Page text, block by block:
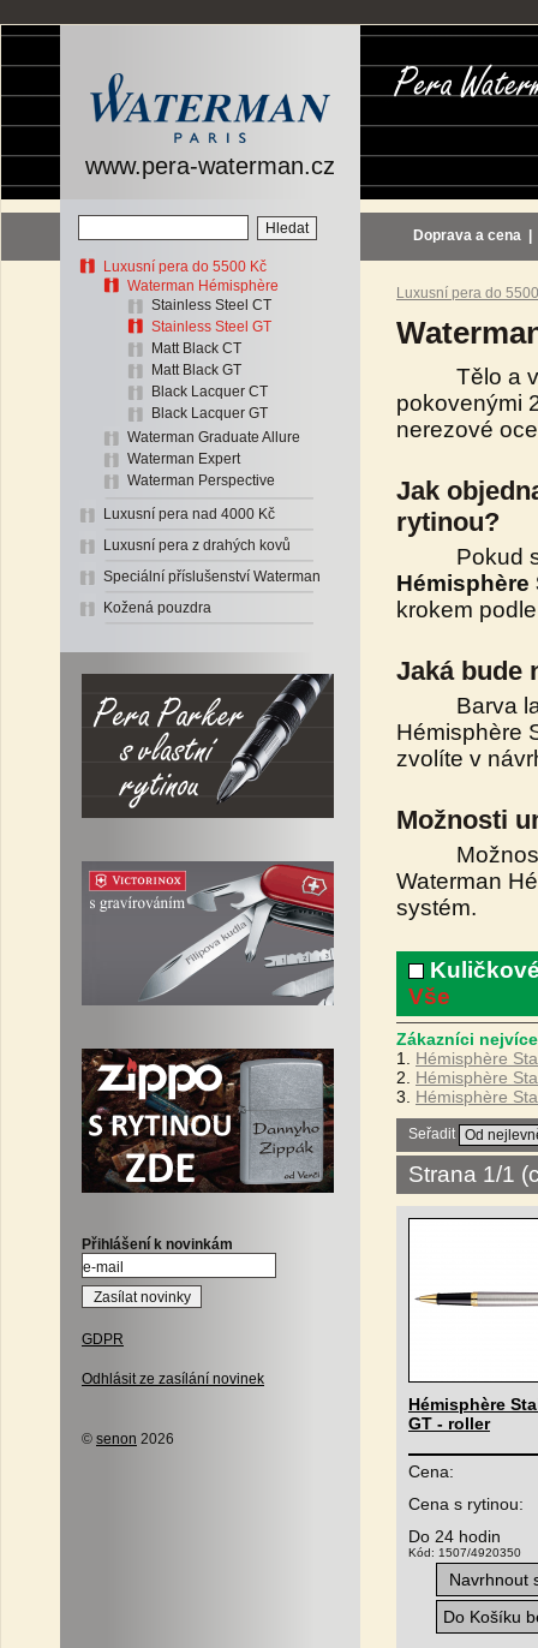
www.pera-waterman.cz
Luxusní pera do 5500 Kč
Waterman Hémisphère
Stainless Steel CT
Stainless Steel GT
Matt Black CT
Matt Black GT
Black Lacquer CT
Black Lacquer GT
Waterman Graduate Allure
Waterman Expert
Waterman Perspective
Luxusní pera nad 4000 Kč
Luxusní pera z drahých kovů
Speciální příslušenství Waterman
Kožená pouzdra
Přihlášení k novinkám
GDPR
Odhlásit ze zasílání novinek
© senon 2026
Doprava a cena
Luxusní pera do
Tělo a
pokovenými
nerezové
Jak
rytinou?
Pokud si
Hémisphère
krokem
Jaká bude
Barva
Hémisphère
zvolíte v
Možnosti
Možnosti
Waterman
systém.
Vše
Zákazníci
1. Hémisphère
2. Hémisphère
3. Hémisphère
Seřadit
Strana 1/1
Hémisphère
GT - roller
Cena:
Cena s rytinou:
Do 24 hodin
Kód: 1507/4920350
Navrhnout
Do Košíku